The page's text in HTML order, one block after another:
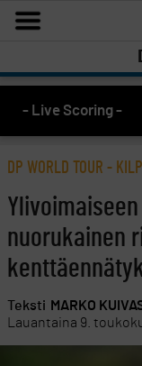
- Live Scoring -
DP WORLD TOUR -
nuorukainen
Teksti MARKO
Lauantaina 9.